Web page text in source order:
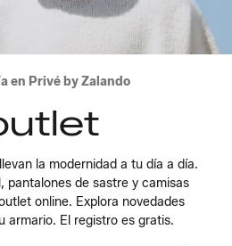
en Privé by Zalando
la modernidad a tu día a día.
pantalones de sastre y camisas
online. Explora novedades
armario. El registro es gratis.